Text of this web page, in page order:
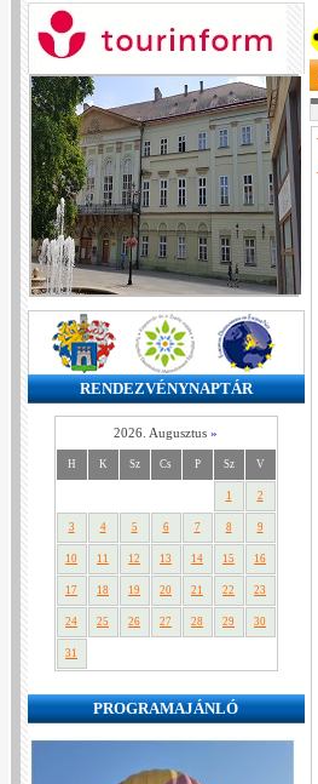
RENDEZVÉNYNAPTÁR
2026. Augusztus »
H K Sz Cs P Sz V
1 2
3 4 5 6 7 8 9
10 11 12 13 14 15 16
17 18 19 20 21 22 23
24 25 26 27 28 29 30
31
PROGRAMAJÁNLÓ